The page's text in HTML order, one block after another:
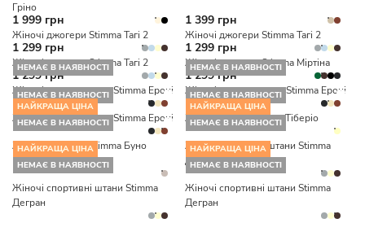
Гріно
1 999 грн 1 399 грн
Жіночі джогери Stimma Тагі 2
1 299 грн
Жіночі джогери Stimma Тагі 2
1 299 грн
Жіночі джогери Stimma Тагі 2
1 299 грн
Жіночі джогери Stimma Міртіна
1 299 грн
НЕМАЄ В НАЯВНОСТІ
Жіночі штани-саруел Stimma Ероні
НЕМАЄ В НАЯВНОСТІ
Жіночі штани-саруел Stimma Ероні
НЕМАЄ В НАЯВНОСТІ
Жіночі штани-саруел Stimma Ероні
НЕМАЄ В НАЯВНОСТІ
Жіночі штани Stimma Тіберіо
НАЙКРАЩА ЦІНА
НЕМАЄ В НАЯВНОСТІ
Жіночі джогери Stimma Буно
НАЙКРАЩА ЦІНА
НЕМАЄ В НАЯВНОСТІ
Жіночі спортивні штани Stimma
Дегран
НАЙКРАЩА ЦІНА
НЕМАЄ В НАЯВНОСТІ
Жіночі спортивні штани Stimma
Дегран
НАЙКРАЩА ЦІНА
НЕМАЄ В НАЯВНОСТІ
Жіночі спортивні штани Stimma
Дегран